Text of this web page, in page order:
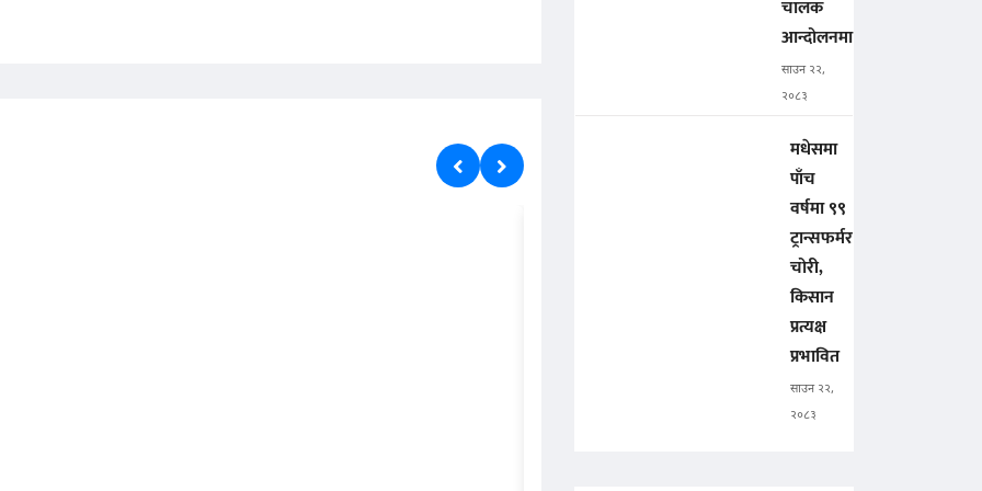
चालक
आन्दोलनमा
साउन २२,
२०८३
मधेसमा
पाँच
वर्षमा ९९
ट्रान्सफर्मर
चोरी,
किसान
प्रत्यक्ष
प्रभावित
साउन २२,
२०८३